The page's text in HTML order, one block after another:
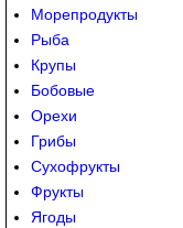
Морепродукты
Рыба
Крупы
Бобовые
Орехи
Грибы
Сухофрукты
Фрукты
Ягоды